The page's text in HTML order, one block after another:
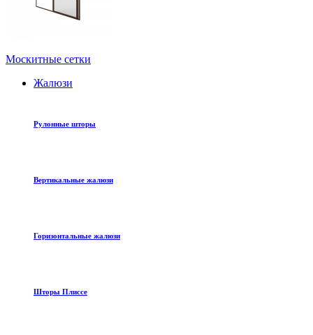
Москитные сетки
Жалюзи
Рулонные шторы
Вертикальные жалюзи
Горизонтальные жалюзи
Шторы Плиссе